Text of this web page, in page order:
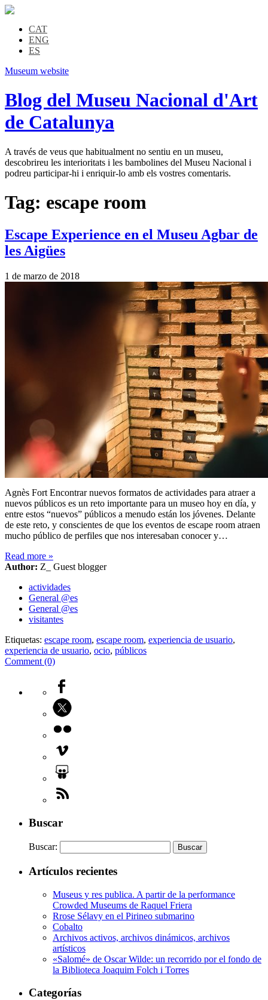
CAT
ENG
ES
Museum website
Blog del Museu Nacional d'Art
de Catalunya
A través de veus que habitualment no sentiu en un museu,
descobrireu les interioritats i les bambolines del Museu Nacional i
podreu participar-hi i enriquir-lo amb els vostres comentaris.
Tag: escape room
Escape Experience en el Museu Agbar de
les Aigües
1 de marzo de 2018
Agnès Fort Encontrar nuevos formatos de actividades para atraer a
nuevos públicos es un reto importante para un museo hoy en día, y
entre estos “nuevos” públicos a menudo están los jóvenes. Delante
de este reto, y conscientes de que los eventos de escape room atraen
mucho público de perfiles que nos interesaban conocer y…
Read more »
Author: Z_ Guest blogger
actividades
General @es
General @es
visitantes
Etiquetas: escape room, escape room, experiencia de usuario,
experiencia de usuario, ocio, públicos
Comment (0)
Buscar
Buscar:
Artículos recientes
Museus y res publica. A partir de la performance
Crowded Museums de Raquel Friera
Rrose Sélavy en el Pirineo submarino
Cobalto
Archivos activos, archivos dinámicos, archivos
artísticos
«Salomé» de Oscar Wilde: un recorrido por el fondo de
la Biblioteca Joaquim Folch i Torres
Categorías